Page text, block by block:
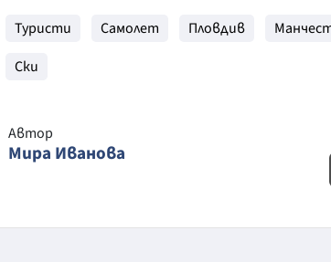
Туристи Самолет Пловдив
Ски
Автор
Мира Иванова